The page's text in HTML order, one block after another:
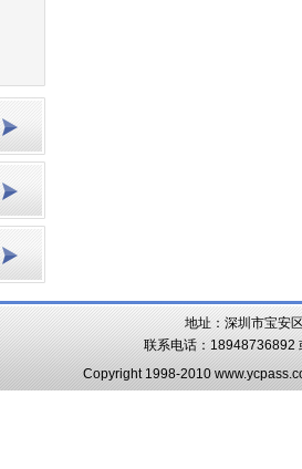
地址：深圳市宝
联系电话：18948736892
Copyright 1998-2010